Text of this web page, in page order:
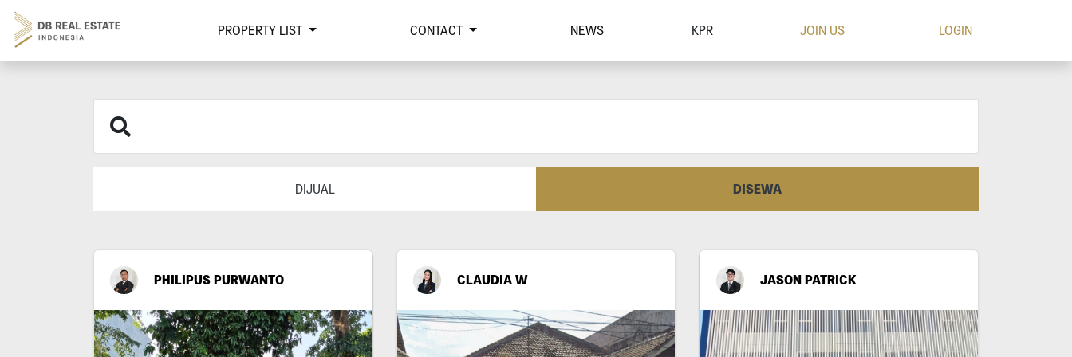
PROPERTY LIST CONTACT NEWS KPR JOIN US LOGIN
DIJUAL DISEWA
PHILIPUS PURWANTO CLAUDIA W JASON PATRICK